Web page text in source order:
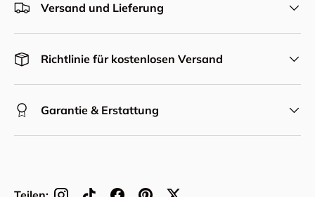
Versand und Lieferung
Richtlinie für kostenlosen Versand
Garantie & Erstattung